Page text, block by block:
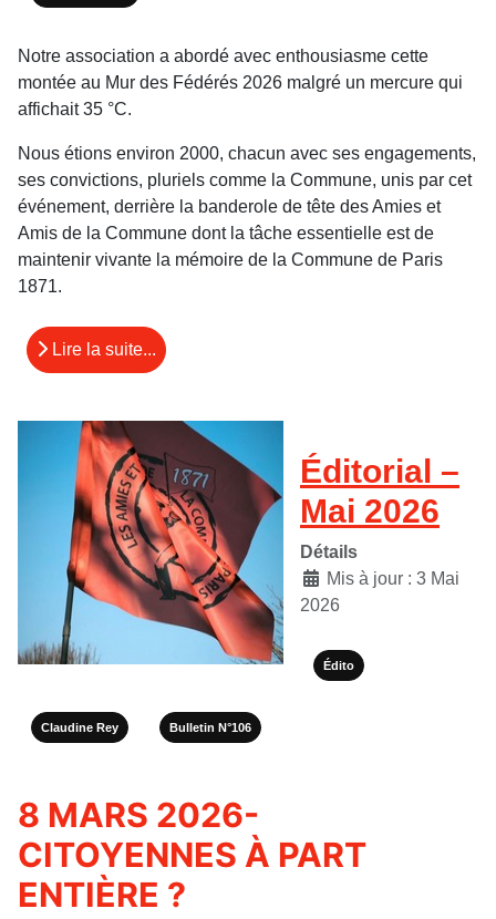
Notre association a abordé avec enthousiasme cette
montée au Mur des Fédérés 2026 malgré un mercure qui
affichait 35 °C.
Nous étions environ 2000, chacun avec ses engagements,
ses convictions, pluriels comme la Commune, unis par cet
événement, derrière la banderole de tête des Amies et
Amis de la Commune dont la tâche essentielle est de
maintenir vivante la mémoire de la Commune de Paris
1871.
Lire la suite...
Éditorial –
Mai 2026
Détails
Mis à jour : 3 Mai
2026
Édito
Claudine Rey Bulletin N°106
8 MARS 2026-
CITOYENNES À PART
ENTIÈRE ?